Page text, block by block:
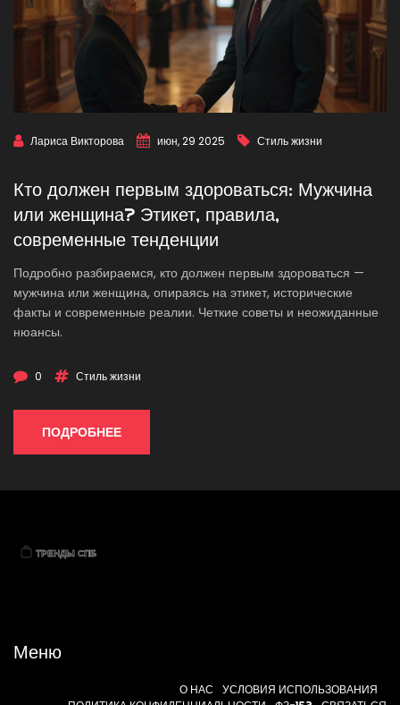
Лариса Викторова июн, 29 2025 Стиль жизни
Кто должен первым здороваться: Мужчина
или женщина? Этикет, правила,
современные тенденции
Подробно разбираемся, кто должен первым здороваться —
мужчина или женщина, опираясь на этикет, исторические
факты и современные реалии. Четкие советы и неожиданные
нюансы.
0 Стиль жизни
ПОДРОБНЕЕ
Меню
О НАС
УСЛОВИЯ ИСПОЛЬЗОВАНИЯ